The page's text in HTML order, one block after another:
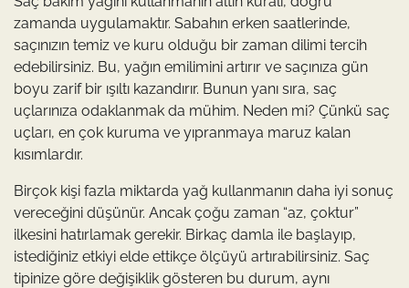
zamanda uygulamaktır. Sabahın erken saatlerinde,
saçınızın temiz ve kuru olduğu bir zaman dilimi tercih
edebilirsiniz. Bu, yağın emilimini artırır ve saçınıza gün
boyu zarif bir ışıltı kazandırır. Bunun yanı sıra, saç
uçlarınıza odaklanmak da mühim. Neden mi? Çünkü saç
uçları, en çok kuruma ve yıpranmaya maruz kalan
kısımlardır.
Birçok kişi fazla miktarda yağ kullanmanın daha iyi sonuç
vereceğini düşünür. Ancak çoğu zaman “az, çoktur”
ilkesini hatırlamak gerekir. Birkaç damla ile başlayıp,
istediğiniz etkiyi elde ettikçe ölçüyü artırabilirsiniz. Saç
tipinize göre değişiklik gösteren bu durum, aynı